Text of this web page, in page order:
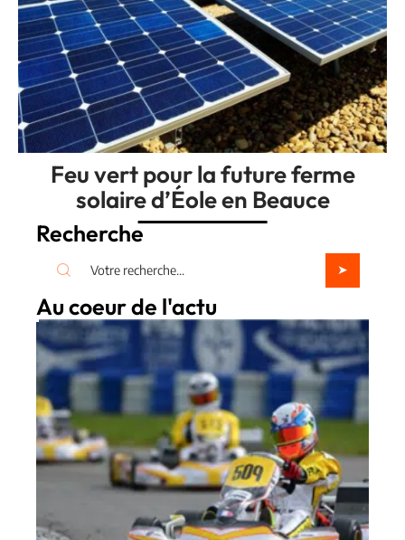
Feu vert pour la future ferme
solaire d’Éole en Beauce
Recherche
Au coeur de l'actu